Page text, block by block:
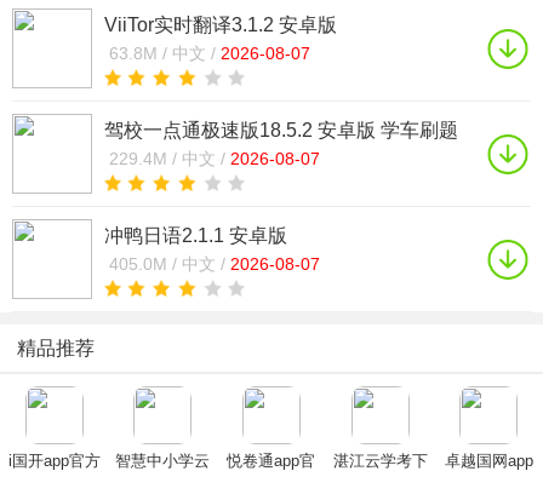
ViiTor实时翻译3.1.2 安卓版
63.8M / 中文 / 2026-08-07
驾校一点通极速版18.5.2 安卓版 学车刷题
229.4M / 中文 / 2026-08-07
冲鸭日语2.1.1 安卓版
405.0M / 中文 / 2026-08-07
精品推荐
i国开app官方
智慧中小学云
悦卷通app官
湛江云学考下
卓越国网app